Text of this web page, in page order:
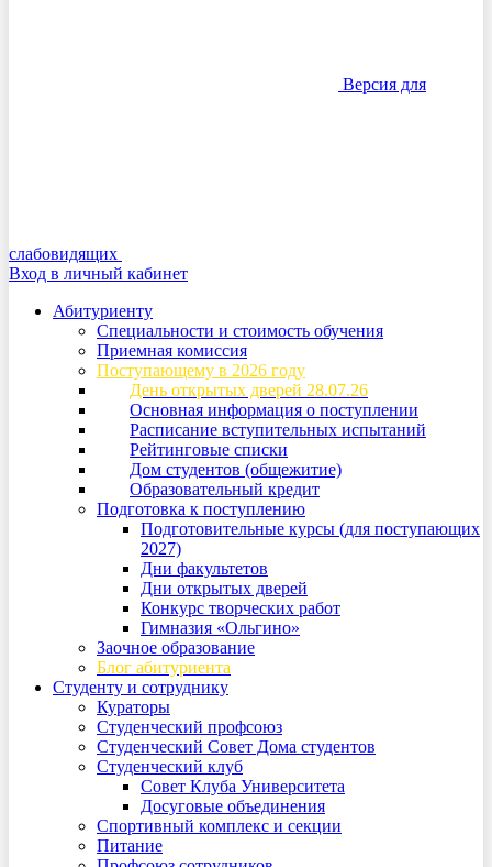
Версия для
слабовидящих
Вход в личный кабинет
Абитуриенту
Специальности и стоимость обучения
Приемная комиссия
Поступающему в 2026 году
День открытых дверей 28.07.26
Основная информация о поступлении
Расписание вступительных испытаний
Рейтинговые списки
Дом студентов (общежитие)
Образовательный кредит
Подготовка к поступлению
Подготовительные курсы (для поступающих
2027)
Дни факультетов
Дни открытых дверей
Конкурс творческих работ
Гимназия «Ольгино»
Заочное образование
Блог абитуриента
Студенту и сотруднику
Кураторы
Студенческий профсоюз
Студенческий Совет Дома студентов
Студенческий клуб
Совет Клуба Университета
Досуговые объединения
Спортивный комплекс и секции
Питание